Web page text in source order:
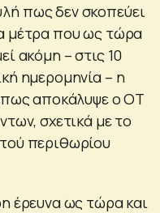
πως δεν σκοπεύει
μέτρα που ως τώρα
ακόμη – στις 10
ημερομηνία – η
αποκάλυψε ο ΟΤ
σχετικά με το
περιθωρίου
έρευνα ως τώρα και